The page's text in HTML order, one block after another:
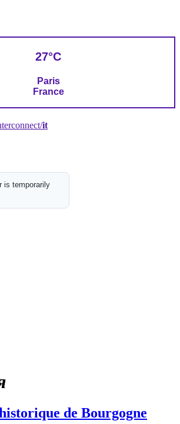
27°C
Paris
France
it
de Bourgogne